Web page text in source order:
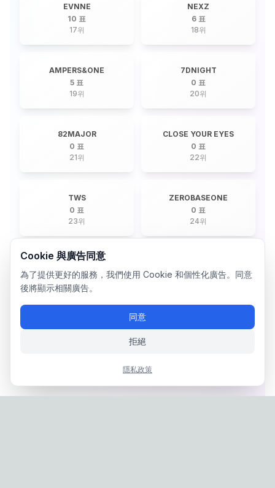
EVNNE
10 표
17위
NEXZ
6 표
18위
AMPERS&ONE
5 표
19위
7DNIGHT
0 표
20위
82MAJOR
0 표
21위
CLOSE YOUR EYES
0 표
22위
TWS
0 표
23위
ZEROBASEONE
0 표
24위
Cookie 與廣告同意
為了提供更好的服務，我們使用 Cookie 和個性化廣告。同意
後將顯示相關廣告。
同意
拒絕
隱私政策